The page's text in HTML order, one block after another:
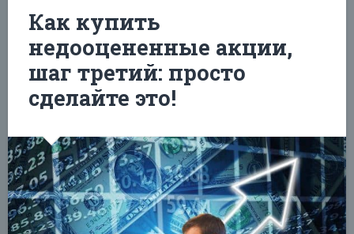
Как купить
недооцененные акции,
шаг третий: просто
сделайте это!